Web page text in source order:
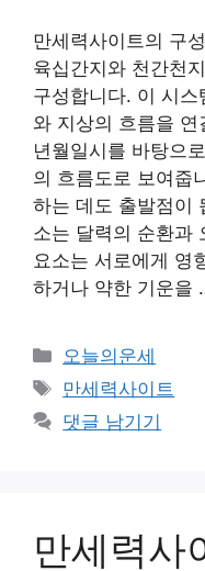
만세력사이트의 구
육십간지와 천간천
구성합니다. 이 시
와 지상의 흐름을
년월일시를 바탕으
의 흐름도로 보여줍
하는 데도 출발점이
소는 달력의 순환과
요소는 서로에게 영
하거나 약한 기운을
카
테
리
오늘의운세
태
그
만세력사이트
댓글 남기기
만세력사